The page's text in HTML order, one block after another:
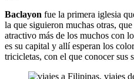
Baclayon fue la primera iglesia
la que siguieron muchas otras,
atractivo más de los muchos con
es su capital y allí esperan los
tricicletas, con el que conocer sus